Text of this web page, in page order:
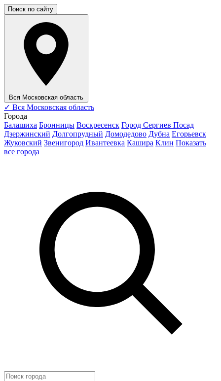
Поиск по сайту
Вся Московская область
✓ Вся Московская область
Города
Балашиха Бронницы Воскресенск Город Сергиев Посад
Дзержинский Долгопрудный Домодедово Дубна Егорьевск
Жуковский Звенигород Ивантеевка Кашира Клин Показать
все города